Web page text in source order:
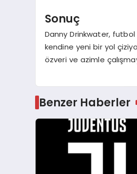
Sonuç
Danny Drinkwater,
kendine yeni bir yol
özveri ve azimle
Benzer Haberler